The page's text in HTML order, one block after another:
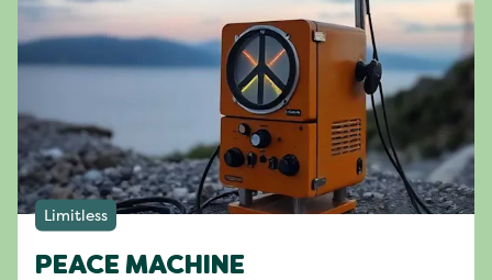
Limitless
PEACE MACHINE